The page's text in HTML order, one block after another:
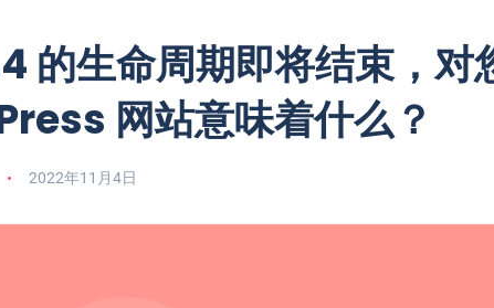
的生命周期即将结束，对
网站意味着什么？
2022年11月4日